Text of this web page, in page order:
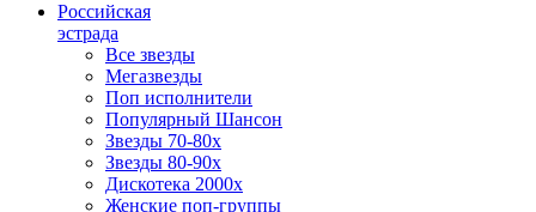
Российская
эстрада
Все звезды
Мегазвезды
Поп исполнители
Популярный Шансон
Звезды 70-80х
Звезды 80-90х
Дискотека 2000х
Женские поп-группы